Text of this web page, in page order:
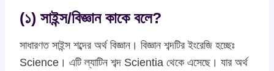
(১) সাইন্স/বিজ্ঞান কাকে বলে?
সাধারণত সাইন্স শব্দের অর্থ বিজ্ঞান। বিজ্ঞান শব্দটির ইংরেজি হচ্ছেঃ
Science। এটি ল্যাটিন শব্দ Scientia থেকে এসেছে। যার অর্থ